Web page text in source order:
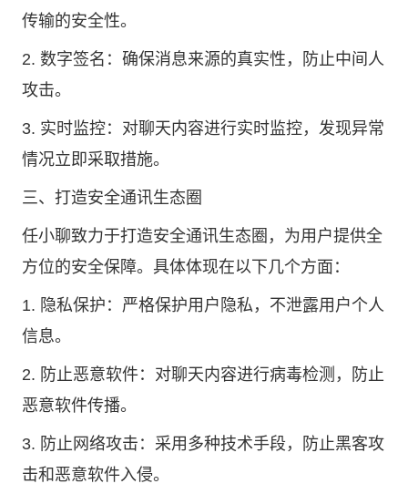
传输的安全性。
2. 数字签名：确保消息来源的真实性，防止中间人
攻击。
3. 实时监控：对聊天内容进行实时监控，发现异常
情况立即采取措施。
三、打造安全通讯生态圈
任小聊致力于打造安全通讯生态圈，为用户提供全
方位的安全保障。具体体现在以下几个方面：
1. 隐私保护：严格保护用户隐私，不泄露用户个人
信息。
2. 防止恶意软件：对聊天内容进行病毒检测，防止
恶意软件传播。
3. 防止网络攻击：采用多种技术手段，防止黑客攻
击和恶意软件入侵。